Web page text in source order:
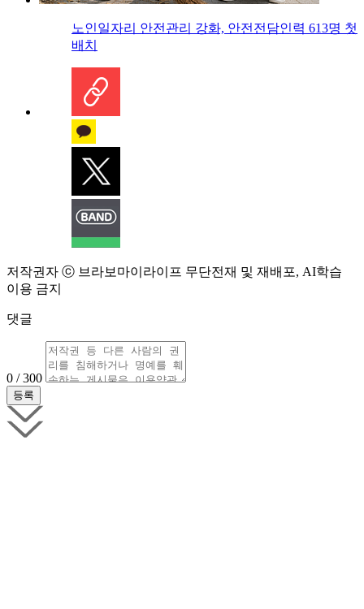
노인일자리 안전관리 강화, 안전전담인력 613명 첫
배치
저작권자 ⓒ 브라보마이라이프 무단전재 및 재배포, AI학습
이용 금지
댓글
0 / 300